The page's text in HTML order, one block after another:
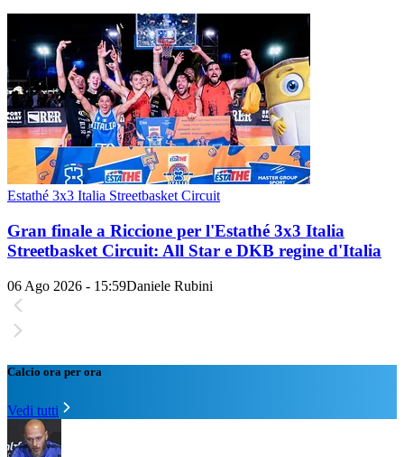
Estathé 3x3 Italia Streetbasket Circuit
Gran finale a Riccione per l'Estathé 3x3 Italia
Streetbasket Circuit: All Star e DKB regine d'Italia
06 Ago 2026 - 15:59Daniele Rubini
Calcio ora per ora
Vedi tutti